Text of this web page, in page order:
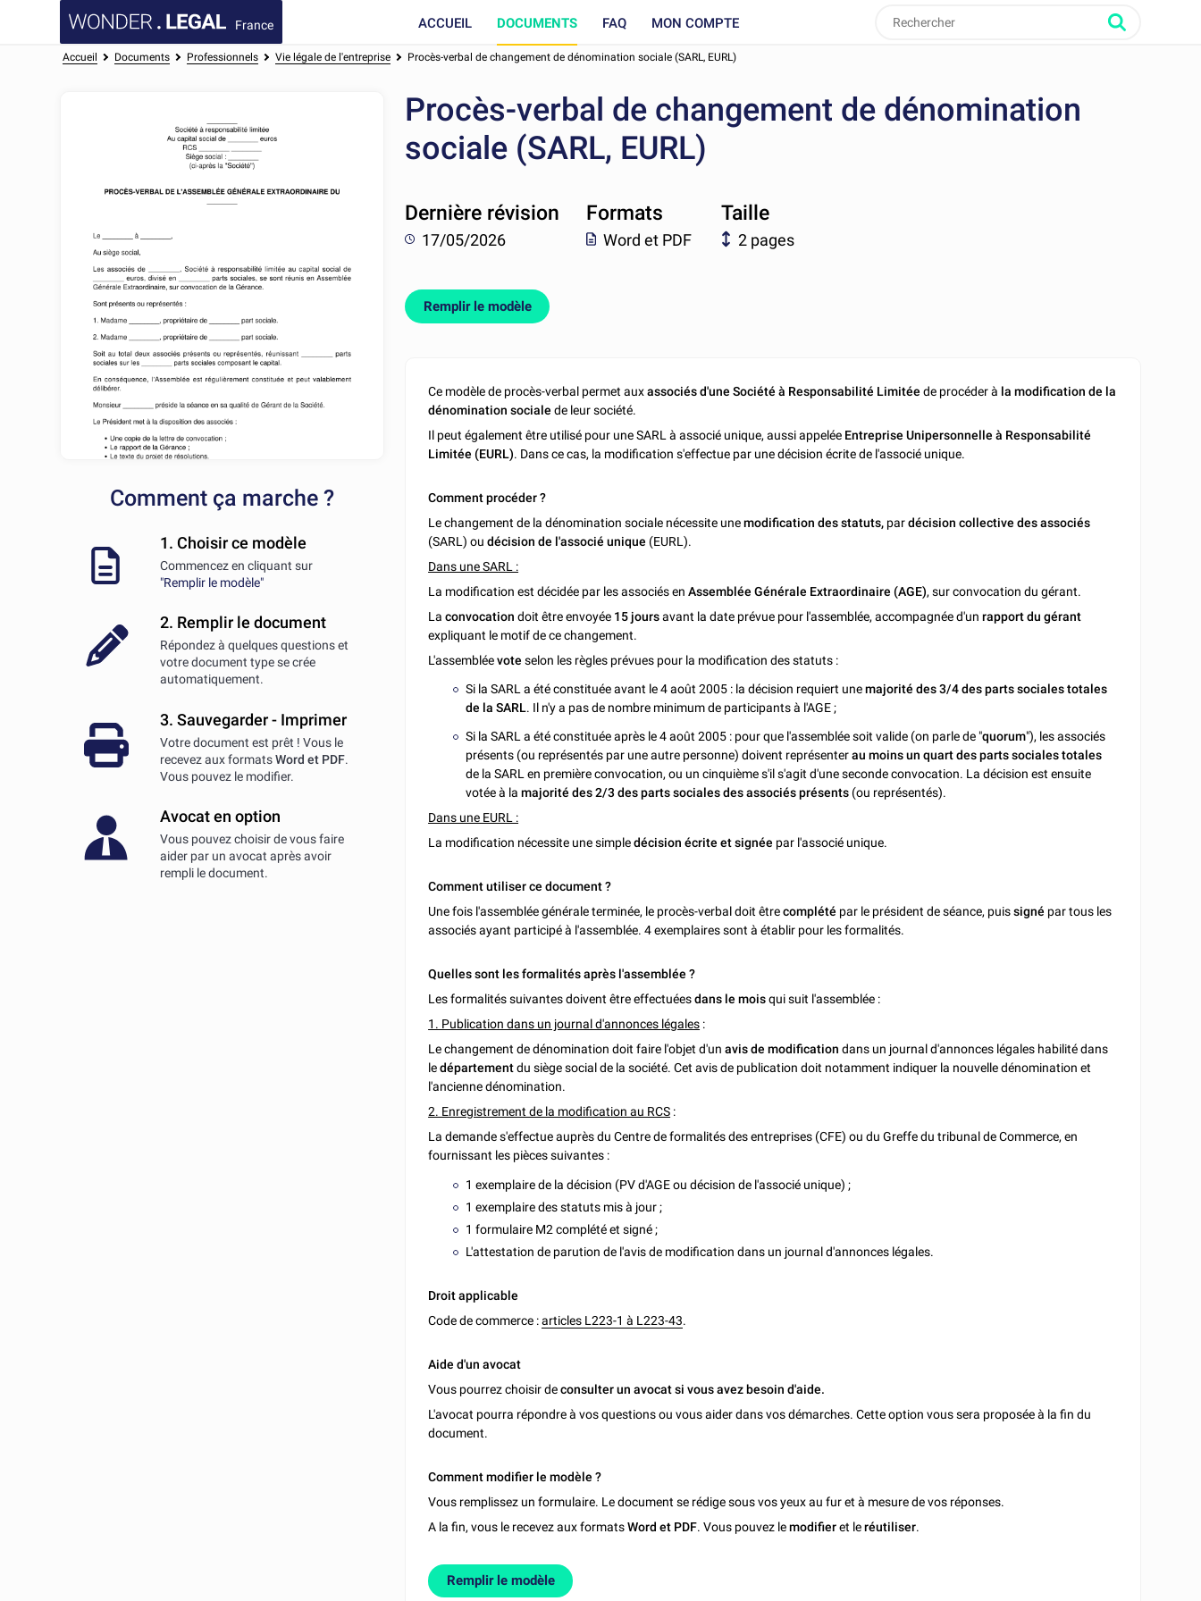
France ACCUEIL DOCUMENTS FAQ MON COMPTE
Accueil Documents Professionnels Vie légale de l'entreprise Procès-verbal de changement de dénomination sociale (SARL, EURL)
Comment ça marche ?
1. Choisir ce modèle
Commencez en cliquant sur
"Remplir le modèle"
2. Remplir le document
Répondez à quelques questions et
votre document type se crée
automatiquement.
3. Sauvegarder - Imprimer
Votre document est prêt ! Vous le
recevez aux formatsWord et PDF.
Vous pouvez le modifier.
Avocat en option
Vous pouvez choisir de vous faire
aider par un avocat après avoir
rempli le document.
Procès-verbal de changement de dénomination
sociale (SARL, EURL)
Dernière révision
17/05/2026
Formats
Word et PDF
Taille
2 pages
Remplir le modèle
Ce modèle de procès-verbal permet auxassociés d'une Société à Responsabilité Limitée de procéder à la modification de la
dénomination socialede leur société.
Il peut également être utilisé pour une SARL à associé unique, aussi appelée Entreprise Unipersonnelle à Responsabilité
Limitée (EURL). Dans ce cas, la modification s'effectue par une décision écrite de l'associé unique.
Comment procéder ?
Le changement de la dénomination sociale nécessite unemodification des statuts, pardécision collective des associés
(SARL) oudécision de l'associé unique (EURL).
Dans une SARL :
La modification est décidée par les associés enAssemblée Générale Extraordinaire (AGE), sur convocation du gérant.
Laconvocation doit être envoyée 15 joursavant la date prévue pour l'assemblée, accompagnée d'unrapport du gérant
expliquant le motif de ce changement.
L'assembléevote selon les règles prévues pour la modification des statuts :
Si la SARL a été constituée avant le 4 août 2005 : la décision requiert unemajorité des 3/4 des parts sociales totales
de la SARL. Il n'y a pas de nombre minimum de participants à l'AGE ;
Si la SARL a été constituée après le 4 août 2005 : pour que l'assemblée soit valide (on parle de "quorum"), les associés
présents (ou représentés par une autre personne) doivent représenterau moins un quart des parts sociales totales
de la SARL en première convocation, ou un cinquième s'il s'agit d'une seconde convocation. La décision est ensuite
votée à la majorité des 2/3 des parts socialesdes associés présents (ou représentés).
Dans une EURL :
La modification nécessite une simpledécision écrite et signée par l'associé unique.
Comment utiliser ce document ?
Une fois l'assemblée générale terminée, le procès-verbal doit êtrecomplété par le président de séance, puissigné par tous les
associés ayant participé à l'assemblée. 4 exemplaires sont à établir pour les formalités.
Quelles sont les formalités après l'assemblée ?
Les formalités suivantes doivent être effectuéesdans le moisqui suit l'assemblée :
1. Publication dans un journal d'annonces légales :
Le changement de dénomination doit faire l'objet d'unavis de modification dans un journal d'annonces légales habilité dans
ledépartementdu siège social de la société. Cet avis de publication doit notamment indiquer la nouvelle dénomination et
l'ancienne dénomination.
2. Enregistrement de la modification au RCS :
La demande s'effectue auprès du Centre de formalités des entreprises (CFE) ou du Greffe du tribunal de Commerce, en
fournissant les pièces suivantes :
1 exemplaire de la décision (PV d'AGE ou décision de l'associé unique) ;
1 exemplaire des statuts mis à jour ;
1 formulaire M2 complété et signé ;
L'attestation de parution de l'avis de modification dans un journal d'annonces légales.
Droit applicable
Code de commerce :articles L223-1 à L223-43.
Aide d'un avocat
Vous pourrez choisir deconsulter un avocat si vous avez besoin d'aide.
L'avocat pourra répondre à vos questions ou vous aider dans vos démarches. Cette option vous sera proposée à la fin du
document.
Comment modifier le modèle ?
Vous remplissez un formulaire. Le document se rédige sous vos yeux au fur et à mesure de vos réponses.
A la fin, vous le recevez aux formatsWord et PDF. Vous pouvez lemodifieret leréutiliser.
Remplir le modèle